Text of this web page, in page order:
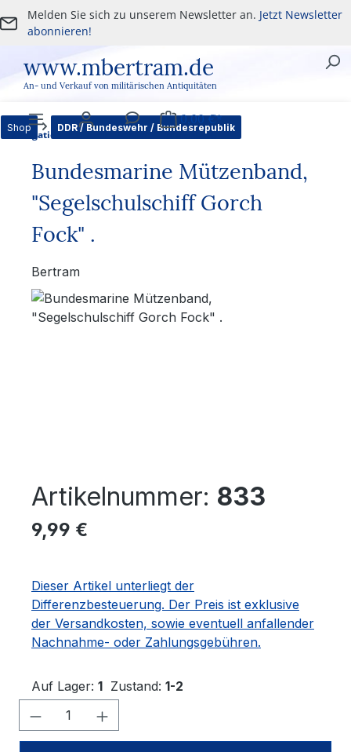
Zum Hauptinhalt springen
Melden Sie sich zu unserem Newsletter an. Jetzt Newsletter
abonnieren!
www.mbertram.de
An- und Verkauf von militärischen Antiquitäten
Navigation Benutzer Service
0,00 €*
Warenkorb
Shop DDR / Bundeswehr / Bundesrepublik
Bundesmarine Mützenband,
"Segelschulschiff Gorch
Fock" .
Bertram
Bildergalerie überspringen
Artikelnummer: 833
Regulärer Preis:
9,99 €
Dieser Artikel unterliegt der
Differenzbesteuerung. Der Preis ist exklusive
der Versandkosten, sowie eventuell anfallender
Nachnahme- oder Zahlungsgebühren.
Auf Lager: 1 Zustand: 1-2
Produkt Anzahl: Gib den